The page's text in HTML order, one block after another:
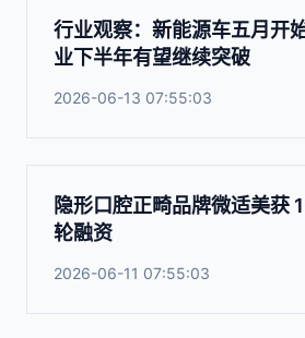
行业观察：新能源车五月开
业下半年有望继续突破
2026-06-13 07:55:03
隐形口腔正畸品牌微适美获
轮融资
2026-06-11 07:55:03